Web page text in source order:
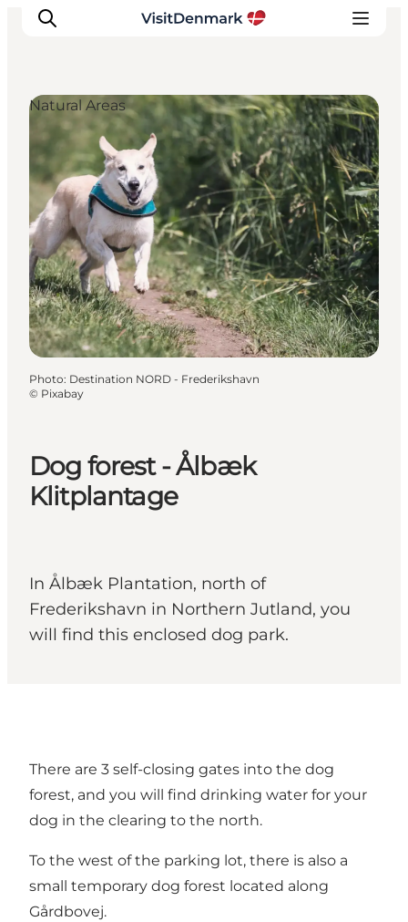
Inspirations
Destinations
Quoi faire
Hébergements
Planifiez votre voyage
Dog forest - Ålbæk
Klitplantage
In Ålbæk Plantation, north of
Frederikshavn in Northern Jutland, you
will find this enclosed dog park.
Natural Areas
Photo: Destination NORD - Frederikshavn
© Pixabay
There are 3 self-closing gates into the dog
forest, and you will find drinking water for your
dog in the clearing to the north.
To the west of the parking lot, there is also a
small temporary dog forest located along
Gårdbovej.